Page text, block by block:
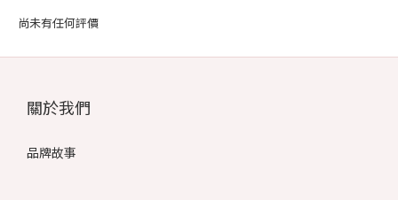
尚未有任何評價
關於我們
品牌故事